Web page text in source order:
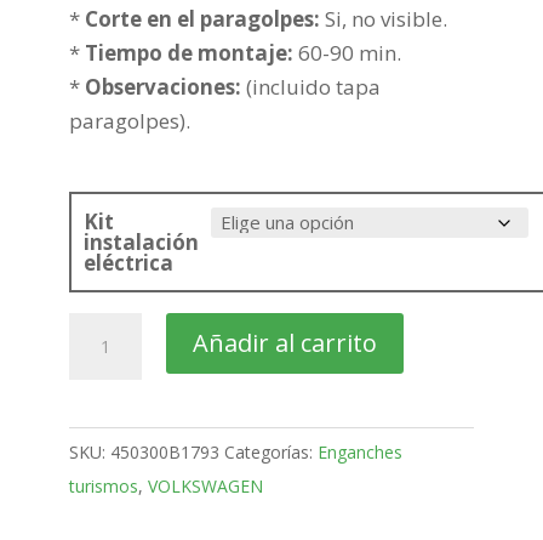
* Corte en el paragolpes: Si, no visible.
* Tiempo de montaje: 60-90 min.
* Observaciones: (incluido tapa
paragolpes).
Kit
instalación
eléctrica
VOLKSWAGEN
Jetta
Puertas
Bola
desmontable
Añadir al carrito
SKU: 450300B1793 Categorías: Enganches
turismos, VOLKSWAGEN